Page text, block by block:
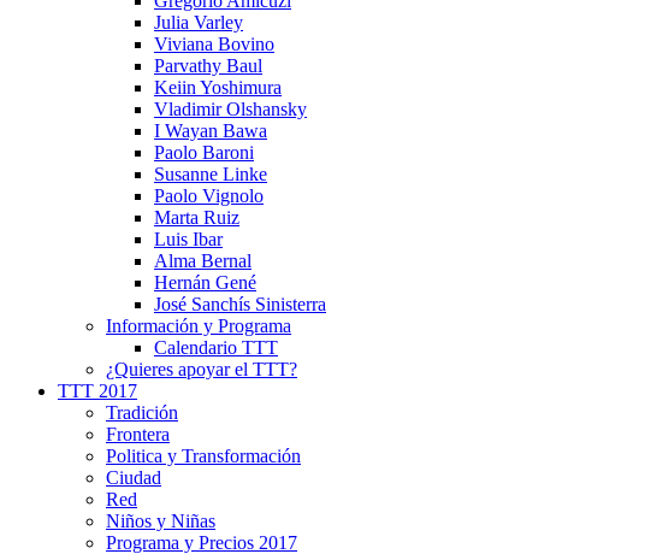
Julia Varley
Viviana Bovino
Parvathy Baul
Keiin Yoshimura
Vladimir Olshansky
I Wayan Bawa
Paolo Baroni
Susanne Linke
Paolo Vignolo
Marta Ruiz
Luis Ibar
Alma Bernal
Hernán Gené
José Sanchís Sinisterra
Información y Programa
Calendario TTT
¿Quieres apoyar el TTT?
TTT 2017
Tradición
Frontera
Politica y Transformación
Ciudad
Red
Niños y Niñas
Programa y Precios 2017